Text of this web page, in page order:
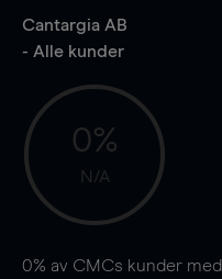
Cantargia AB
- Alle kunder
0%
N/A
0% av CMCs kunder med